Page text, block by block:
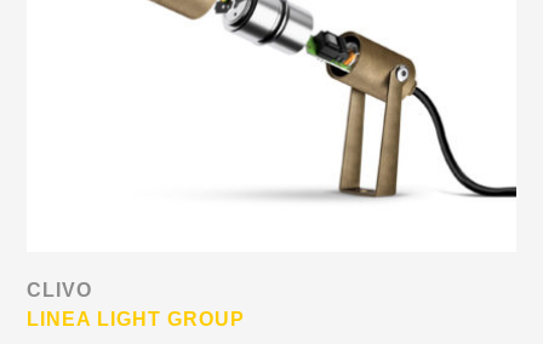
CLIVO
LINEA LIGHT GROUP